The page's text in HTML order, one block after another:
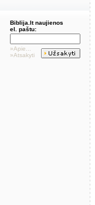
Biblija.lt naujienos
el. paštu:
»Apie...
»Atsakyti